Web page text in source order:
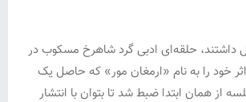
دل داشتند، حلقه‌ای ادبی گرد شاهرخ مسکوب در
نگارش آخرین اثر خود را به نام «ارمغان مور» که حاصل یک
همان ابتدا ضبط شد تا بتوان با انتشار